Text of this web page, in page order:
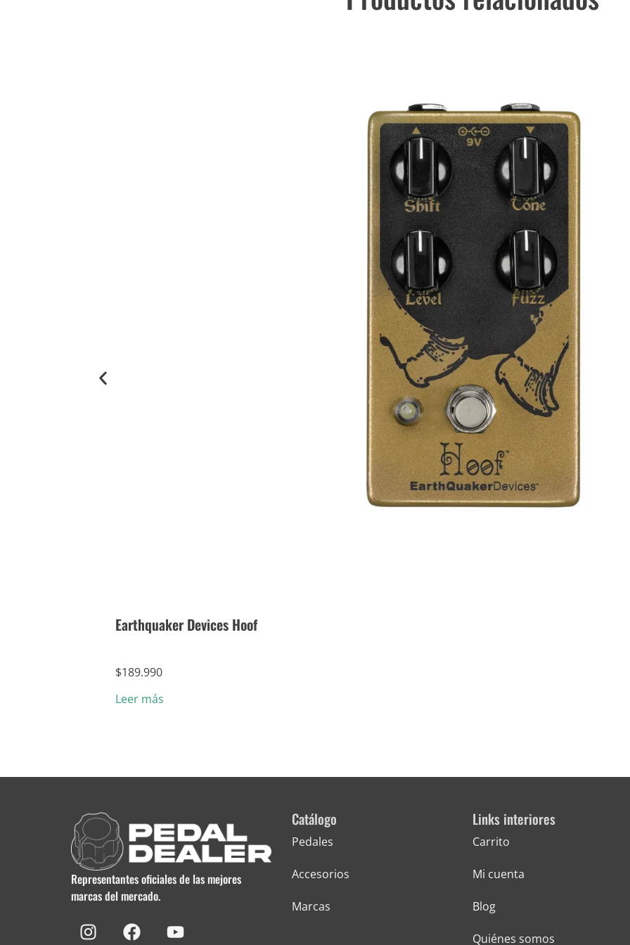
Earthquaker Devices Hoof
$189.990
Leer más
Representantes oficiales de las mejores
marcas del mercado.
Catálogo
Pedales
Accesorios
Marcas
Links interiores
Carrito
Mi cuenta
Blog
Quiénes somos